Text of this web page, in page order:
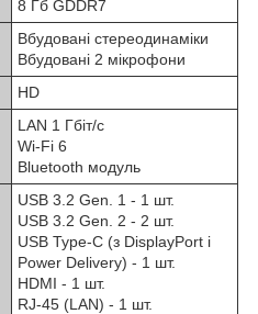
8 Гб GDDR7
Вбудовані стереодинаміки
Вбудовані 2 мікрофони
HD
LAN 1 Гбіт/с
Wi-Fi 6
Bluetooth модуль
USB 3.2 Gen. 1 - 1 шт.
USB 3.2 Gen. 2 - 2 шт.
USB Type-C (з DisplayPort і
Power Delivery) - 1 шт.
HDMI - 1 шт.
RJ-45 (LAN) - 1 шт.